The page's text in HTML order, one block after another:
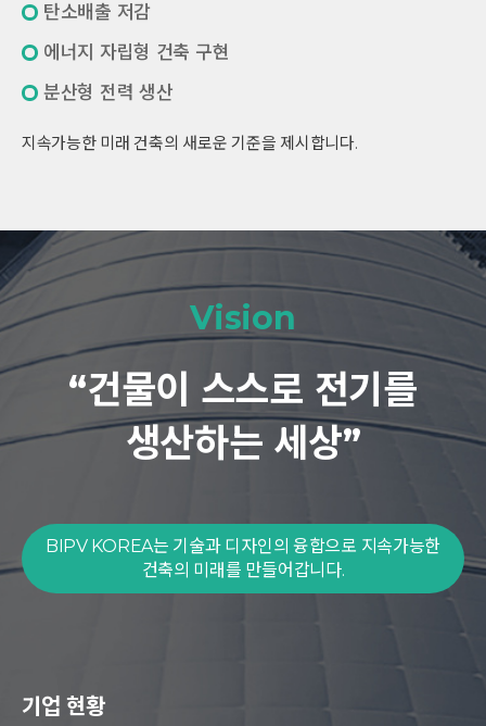
탄소배출 저감
에너지 자립형 건축 구현
분산형 전력 생산
지속가능한 미래 건축의 새로운 기준을 제시합니다.
Vision
“건물이 스스로 전기를
생산하는 세상”
BIPV KOREA는 기술과 디자인의 융합으로 지속가능한
건축의 미래를 만들어갑니다.
기업 현황